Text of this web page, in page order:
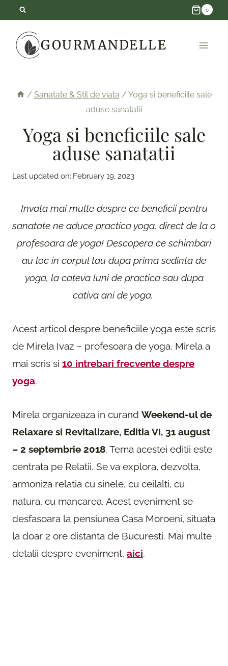
content
0
GOURMANDELLE
/ Sanatate & Stil de viata / Yoga si beneficiile sale
aduse sanatatii
Yoga si beneficiile sale
aduse sanatatii
Last updated on: February 19, 2023
Invata mai multe despre ce beneficii pentru
sanatate ne aduce practica yoga, direct de la o
profesoara de yoga! Descopera ce schimbari
au loc in corpul tau dupa prima sedinta de
yoga, la cateva luni de practica sau dupa
cativa ani de yoga.
Acest articol despre beneficiile yoga este scris
de Mirela Ivaz – profesoara de yoga. Mirela a
mai scris si 10 intrebari frecvente despre
yoga.
Mirela organizeaza in curand Weekend-ul de
Relaxare si Revitalizare, Editia VI, 31 august
– 2 septembrie 2018. Tema acestei editii este
centrata pe Relatii. Se va explora, dezvolta,
armoniza relatia cu sinele, cu ceilalti, cu
natura, cu mancarea. Acest eveniment se
desfasoara la pensiunea Casa Moroeni, situata
la doar 2 ore distanta de Bucuresti. Mai multe
detalii despre eveniment, aici.